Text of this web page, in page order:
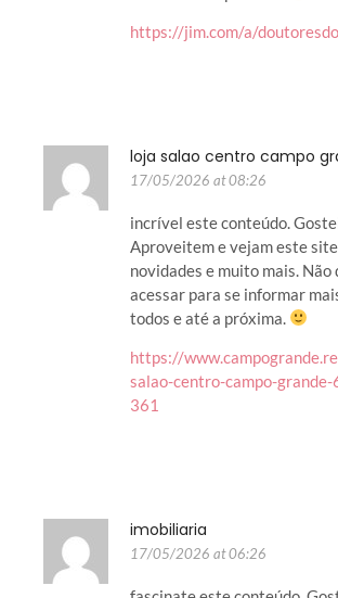
https://jim.com/a/
loja salao centro campo
17/05/2026 at 08:26
incrível este conteúdo.
Aproveitem e vejam este
novidades e muito mais. Não
acessar para se informar
todos e até a próxima.
https://
salao-centro-campo-
361
imobiliaria
17/05/2026 at 06:26